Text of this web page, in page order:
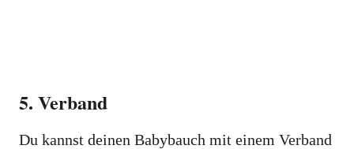
5. Verband
Du kannst deinen Babybauch mit einem Verband